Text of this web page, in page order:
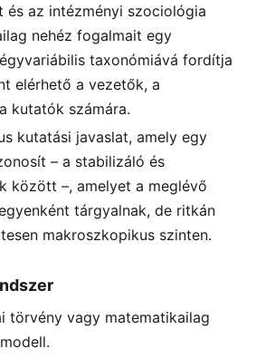
és az intézményi szociológia
nehéz fogalmait egy
taxonómiává fordítja
elérhető a vezetők, a
kutatók számára.
kutatási javaslat, amely egy
– a stabilizáló és
között –, amelyet a meglévő
tárgyalnak, de ritkán
makroszkopikus szinten.
törvény vagy matematikailag